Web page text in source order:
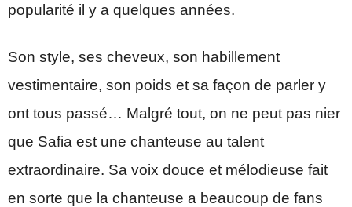
popularité il y a quelques années.
Son style, ses cheveux, son habillement
vestimentaire, son poids et sa façon de parler y
ont tous passé… Malgré tout, on ne peut pas nier
que Safia est une chanteuse au talent
extraordinaire. Sa voix douce et mélodieuse fait
en sorte que la chanteuse a beaucoup de fans